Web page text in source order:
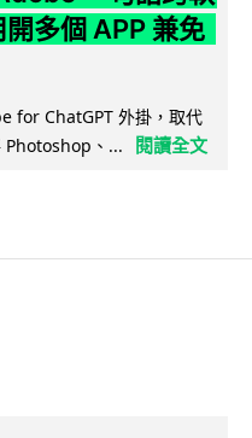
多個 APP 兼免
for ChatGPT 外掛，取代
Photoshop、...
閱讀全文